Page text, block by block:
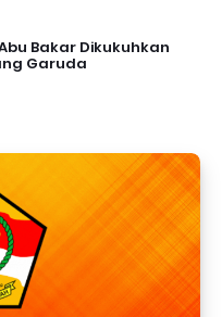
Bakar Dikukuhkan
Garuda